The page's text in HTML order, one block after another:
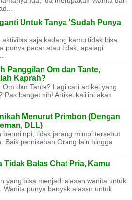
Untuk Tanya 'Sudah Punya
saja kadang kamu tidak bisa
punya pacar atau tidak, apalagi
Panggilan Om dan Tante,
Kaprah?
Om dan Tante? Lagi cari artikel yang
Pas banget nih! Artikel kali ini akan
Menurut Primbon (Dengan
DLL)
bermimpi, tidak jarang mimpi tersebut
Baik pernikahan Orang lain hingga
Tidak Balas Chat Pria, Kamu
yang bisa menjadi alasan wanita untuk
Wanita punya banyak alasan untuk